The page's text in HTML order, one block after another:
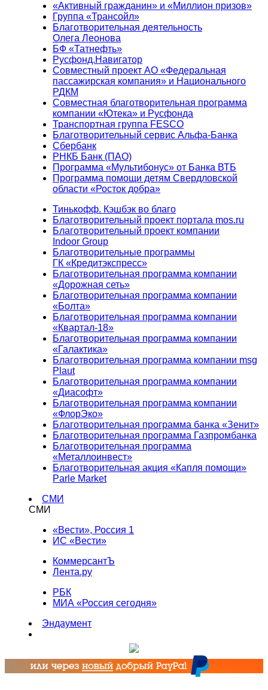
«Активный гражданин» и «Миллион призов»
Группа «Трансойл»
Благотворительная деятельность
Олега Леонова
БФ «Татнефть»
Русфонд.Навигатор
Совместный проект АО «Федеральная
пассажирская компания» и Национального
РДКМ
Совместная благотворительная программа
компании «Ютека» и Русфонда
Транспортная группа FESCO
Благотворительный сервис Альфа-Банка
Сбербанк
РНКБ Банк (ПАО)
Программа «Мультибонус» от Банка ВТБ
Программа помощи детям Свердловской
области «Росток добра»
Тинькофф. Кэшбэк во благо
Благотворительный проект портала mos.ru
Благотворительный проект компании
Indoor Group
Благотворительные программы
ГК «Кредитэкспресс»
Благотворительная программа компании
«Дорожная сеть»
Благотворительная программа компании
«Болта»
Благотворительная программа компании
«Квартал-18»
Благотворительная программа компании
«Галактика»
Благотворительная программа компании msg
Plaut
Благотворительная программа компании
«Диасофт»
Благотворительная программа компании
«ФлорЭко»
Благотворительная программа банка «Зенит»
Благотворительная программа Газпромбанка
Благотворительная программа
«Металлоинвест»
Благотворительная акция «Капля помощи»
Parle Market
СМИ
СМИ
«Вести», Россия 1
ИС «Вести»
КоммерсантЪ
Лента.ру
РБК
МИА «Россия сегодня»
Эндаумент